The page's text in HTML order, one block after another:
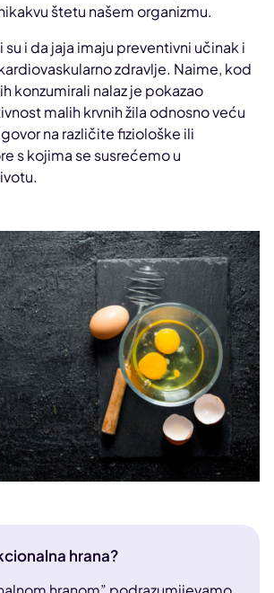
štetu našem organizmu.
su i da jaja imaju preventivni učinak i
zdravlje. Naime, kod
konzumirali nalaz je pokazao
malih krvnih žila odnosno veću
na različite fiziološke ili
s kojima se susrećemo u
hrana?